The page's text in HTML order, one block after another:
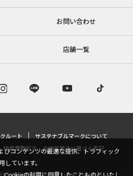
お問い合わせ
店舗一覧
ルート
サステナブルマークについて
特定商取引法・古物営業法に基づく表記
びコンテンツの最適な提供、トラフィック
しています。